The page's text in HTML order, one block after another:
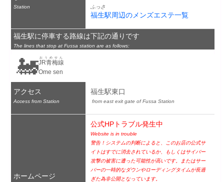
Station
ふっさ
福生駅周辺のメンズエステ一覧
福生駅に停車する路線は下記の通りです
The lines that stop at Fussa station are as follows:
🚂JR青梅線
おうめせん
Ome sen
アクセス
Access from Station
福生駅東口
from east exit gate of Fussa Station
ホームページ
公式HPトラブル発生中
Website is in trouble
警告！システムの判断によると、このお店の公式サ
イトはすでに消去されているか、もしくはサイバー
攻撃の被害に遭った可能性が高いです。またはサー
バーの一時的なダウンやローディングタイムが長過
ぎた為非公開となっています。